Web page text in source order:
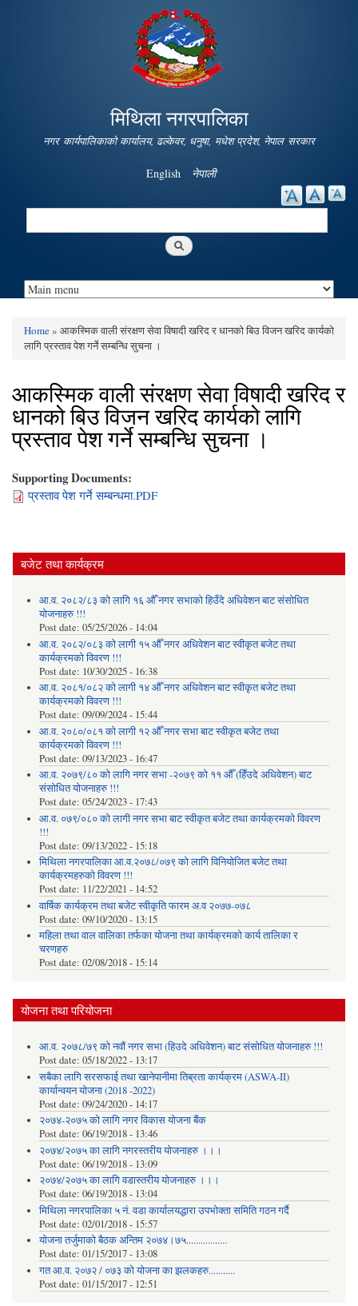
Skip to
main
content
मिथिला नगरपालिका
नगर कार्यपालिकाको कार्यालय, ढल्केवर, धनुषा, मधेश प्रदेश, नेपाल सरकार
English नेपाली
Search
You are here
Home» आकस्मिक वाली संरक्षण सेवा विषादी खरिद र धानको बिउ विजन खरिद कार्यको
लागि प्रस्ताव पेश गर्ने सम्बन्धि सुचना ।
आकस्मिक वाली संरक्षण सेवा विषादी खरिद र
धानको बिउ विजन खरिद कार्यको लागि
प्रस्ताव पेश गर्ने सम्बन्धि सुचना ।
Supporting Documents:
प्रस्ताव पेश गर्ने सम्बन्धमा.PDF
बजेट तथा कार्यक्रम
आ.व. २०८२/८३ को लागि १६ औँ नगर सभाको हिउँदे अधिवेशन बाट संसोधित
योजनाहरु !!!
Post date: 05/25/2026 - 14:04
आ.व. २०८२/०८३ को लागी १५ औँ नगर अधिवेशन बाट स्वीकृत बजेट तथा
कार्यक्रमको विवरण !!!
Post date: 10/30/2025 - 16:38
आ.व. २०८१/०८२ को लागी १४ औँ नगर अधिवेशन बाट स्वीकृत बजेट तथा
कार्यक्रमको विवरण !!!
Post date: 09/09/2024 - 15:44
आ.व. २०८०/०८१ को लागी १२ औँ नगर सभा बाट स्वीकृत बजेट तथा
कार्यक्रमको विवरण !!!
Post date: 09/13/2023 - 16:47
आ.व. २०७९/८० को लागि नगर सभा -२०७९ को ११ औँ (हिँउदे अधिवेशन) बाट
संसोधित योजनाहरु !!!
Post date: 05/24/2023 - 17:43
आ.व. ०७९/०८० को लागी नगर सभा बाट स्वीकृत बजेट तथा कार्यक्रमको विवरण
!!!
Post date: 09/13/2022 - 15:18
मिथिला नगरपालिका आ.व.२०७८/०७९ को लागि विनियोजित बजेट तथा
कार्यक्रमहरुको विवरण !!!
Post date: 11/22/2021 - 14:52
वार्षिक कार्यक्रम तथा बजेट स्वीकृति फारम अ.व २०७७-०७८
Post date: 09/10/2020 - 13:15
महिला तथा वाल वालिका तर्फका याेजना तथा कार्यक्रमकाे कार्य तालिका र
चरणहरु
Post date: 02/08/2018 - 15:14
योजना तथा परियोजना
आ.व. २०७८/७९ को नवौं नगर सभा (हिउदे अधिवेशन) बाट संसोधित योजनाहरु !!!
Post date: 05/18/2022 - 13:17
सबैका लागि सरसफाई तथा खानेपानीमा तिब्रता कार्यक्रम (ASWA-II)
कार्यान्वयन योजना (2018 -2022)
Post date: 09/24/2020 - 14:17
२०७४-२०७५ को लागि नगर विकास योजना बैंक
Post date: 06/19/2018 - 13:46
२०७४/२०७५ का लागि नगरस्तरीय योजनाहरु ।।।
Post date: 06/19/2018 - 13:09
२०७४/२०७५ का लागि वडास्तरीय योजनाहरु ।।।
Post date: 06/19/2018 - 13:04
मिथिला नगरपालिका ५ नं. वडा कार्यालयद्धारा उपभोक्ता समिति गठन गर्दै
Post date: 02/01/2018 - 15:57
याेजना तर्जुमाकाे बैठक अन्तिम २०७४।७५.................
Post date: 01/15/2017 - 13:08
गत आ.व. २०७२ / ०७३ को योजना का झलकहरु...........
Post date: 01/15/2017 - 12:51